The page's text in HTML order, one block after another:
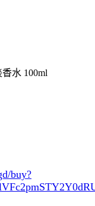
香水 100ml
buy?